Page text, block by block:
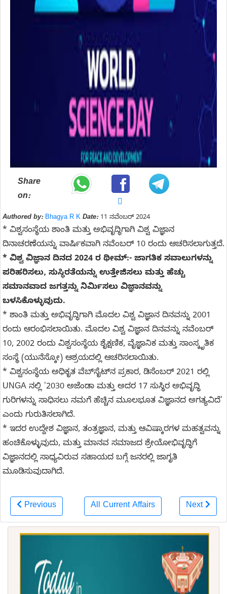
Share
on:
Authored by: Bhagya R K Date:11 ನವೆಂಬರ್ 2024
* ವಿಶ್ವಸಂಸ್ಥೆಯ ಶಾಂತಿ ಮತ್ತು ಅಭಿವೃದ್ಧಿಗಾಗಿ ವಿಶ್ವ ವಿಜ್ಞಾನ
ದಿನಾಚರಣೆಯನ್ನು ವಾರ್ಷಿಕವಾಗಿ ನವೆಂಬರ್ 10 ರಂದು ಆಚರಿಸಲಾಗುತ್ತದೆ.
* ವಿಶ್ವ ವಿಜ್ಞಾನ ದಿನದ 2024 ರ ಥೀಮ್‌:- ಜಾಗತಿಕ ಸವಾಲುಗಳನ್ನು
ಪರಿಹರಿಸಲು, ಸುಸ್ಥಿರತೆಯನ್ನು ಉತ್ತೇಜಿಸಲು ಮತ್ತು ಹೆಚ್ಚು
ಸಮಾನವಾದ ಜಗತ್ತನ್ನು ನಿರ್ಮಿಸಲು ವಿಜ್ಞಾನವನ್ನು
ಬಳಸಿಕೊಳ್ಳುವುದು.
* ಶಾಂತಿ ಮತ್ತು ಅಭಿವೃದ್ಧಿಗಾಗಿ ಮೊದಲ ವಿಶ್ವ ವಿಜ್ಞಾನ ದಿನವನ್ನು 2001
ರಂದು ಆರಂಭಿಸಲಾಯಿತು. ಮೊದಲ ವಿಶ್ವ ವಿಜ್ಞಾನ ದಿನವನ್ನು ನವೆಂಬರ್
10, 2002 ರಂದು ವಿಶ್ವಸಂಸ್ಥೆಯ ಶೈಕ್ಷಣಿಕ, ವೈಜ್ಞಾನಿಕ ಮತ್ತು ಸಾಂಸ್ಕೃತಿಕ
ಸಂಸ್ಥೆ (ಯುನೆಸ್ಕೋ) ಆಶ್ರಯದಲ್ಲಿ ಆಚರಿಸಲಾಯಿತು.
* ವಿಶ್ವಸಂಸ್ಥೆಯ ಅಧಿಕೃತ ವೆಬ್‌ಸೈಟ್‌ನ ಪ್ರಕಾರ, ಡಿಸೆಂಬರ್ 2021 ರಲ್ಲಿ
UNGA ನಲ್ಲಿ '2030 ಅಜೆಂಡಾ ಮತ್ತು ಅದರ 17 ಸುಸ್ಥಿರ ಅಭಿವೃದ್ಧಿ
ಗುರಿಗಳನ್ನು ಸಾಧಿಸಲು ನಮಗೆ ಹೆಚ್ಚಿನ ಮೂಲಭೂತ ವಿಜ್ಞಾನದ ಅಗತ್ಯವಿದೆ'
ಎಂದು ಗುರುತಿಸಲಾಗಿದೆ.
* ಇದರ ಉದ್ದೇಶ ವಿಜ್ಞಾನ, ತಂತ್ರಜ್ಞಾನ, ಮತ್ತು ಆವಿಷ್ಕಾರಗಳ ಮಹತ್ವವನ್ನು
ಹಂಚಿಕೊಳ್ಳುವುದು, ಮತ್ತು ಮಾನವ ಸಮಾಜದ ಶ್ರೇಯೋಭಿವೃದ್ಧಿಗೆ
ವಿಜ್ಞಾನದಲ್ಲಿ ಸಾಧ್ಯವಿರುವ ಸಹಾಯದ ಬಗ್ಗೆ ಜನರಲ್ಲಿ ಜಾಗೃತಿ
ಮೂಡಿಸುವುದಾಗಿದೆ.
Previous All Current Affairs Next